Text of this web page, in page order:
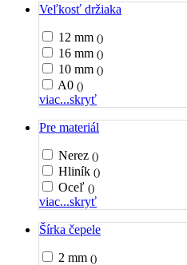
Veľkosť držiaka
12 mm ()
16 mm ()
10 mm ()
A0 ()
viac...skryť
Pre materiál
Nerez ()
Hliník ()
Oceľ ()
viac...skryť
Šírka čepele
2 mm ()